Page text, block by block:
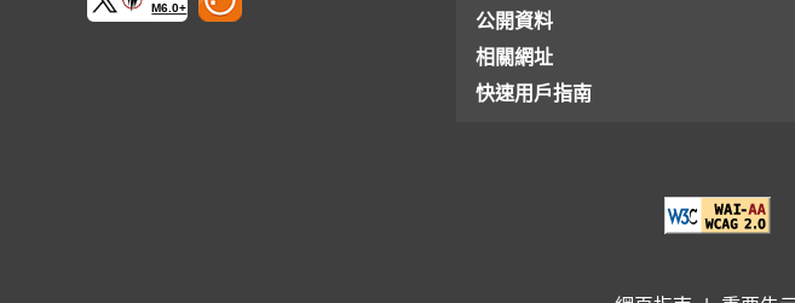
M6.0+
公開資料
相關網址
快速用戶指南